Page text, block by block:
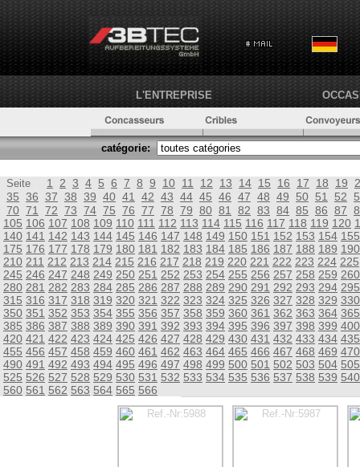
L'ENTREPRISE
catégorie:
Seite 1 2 3 4 5 6 7 8 9 10 11 12 13 14 15 16 17 18 19
35 36 37 38 39 40 41 42 43 44 45 46 47 48 49 50 51 52
70 71 72 73 74 75 76 77 78 79 80 81 82 83 84 85 86 87
105 106 107 108 109 110 111 112 113 114 115 116 117 118 119 120
140 141 142 143 144 145 146 147 148 149 150 151 152 153 154 155
175 176 177 178 179 180 181 182 183 184 185 186 187 188 189 190
210 211 212 213 214 215 216 217 218 219 220 221 222 223 224 225
245 246 247 248 249 250 251 252 253 254 255 256 257 258 259 260
280 281 282 283 284 285 286 287 288 289 290 291 292 293 294 295
315 316 317 318 319 320 321 322 323 324 325 326 327 328 329 330
350 351 352 353 354 355 356 357 358 359 360 361 362 363 364 365
385 386 387 388 389 390 391 392 393 394 395 396 397 398 399 400
420 421 422 423 424 425 426 427 428 429 430 431 432 433 434 435
455 456 457 458 459 460 461 462 463 464 465 466 467 468 469 470
490 491 492 493 494 495 496 497 498 499 500 501 502 503 504 505
525 526 527 528 529 530 531 532 533 534 535 536 537 538 539 540
560 561 562 563 564 565 566